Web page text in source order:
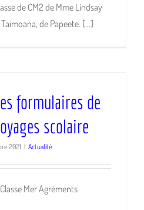
de CM2 de Mme Lindsay
de Papeete. [...]
formulaires de
scolaire
2021 | Actualité
Mer Agréments